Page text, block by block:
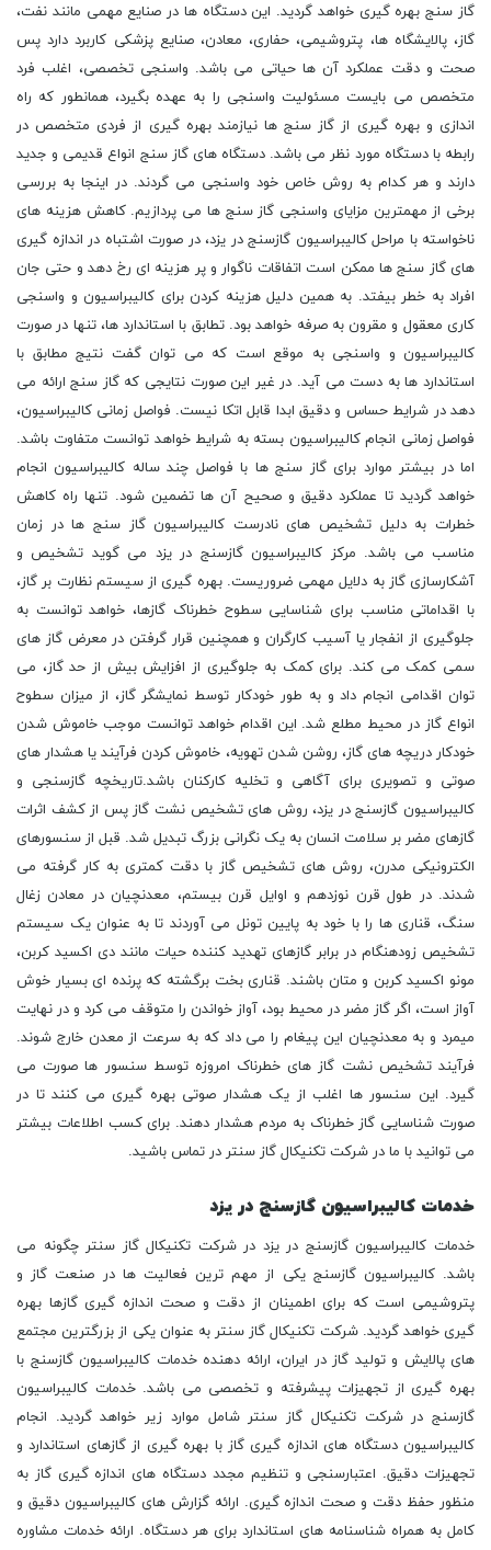
گاز سنج بهره گیری خواهد گردید. این دستگاه ها در صنایع مهمی مانند نفت،
گاز، پالایشگاه ها، پتروشیمی، حفاری، معادن، صنایع پزشکی کاربرد دارد پس
صحت و دقت عملکرد آن ها حیاتی می باشد. واسنجی تخصصی، اغلب فرد
متخصص می بایست مسئولیت واسنجی را به عهده بگیرد، همانطور که راه
اندازی و بهره گیری از گاز سنج ها نیازمند بهره گیری از فردی متخصص در
رابطه با دستگاه مورد نظر می باشد. دستگاه های گاز سنج انواع قدیمی و جدید
دارند و هر کدام به روش خاص خود واسنجی می گردند. در اینجا به بررسی
برخی از مهمترین مزایای واسنجی گاز سنج ها می پردازیم. کاهش هزینه های
ناخواسته با مراحل کالیبراسیون گازسنج در یزد، در صورت اشتباه در اندازه گیری
های گاز سنج ها ممکن است اتفاقات ناگوار و پر هزینه ای رخ دهد و حتی جان
افراد به خطر بیفتد. به همین دلیل هزینه کردن برای کالیبراسیون و واسنجی
کاری معقول و مقرون به صرفه خواهد بود. تطابق با استاندارد ها، تنها در صورت
کالیبراسیون و واسنجی به موقع است که می توان گفت نتیج مطابق با
استاندارد ها به دست می آید. در غیر این صورت نتایجی که گاز سنج ارائه می
دهد در شرایط حساس و دقیق ابدا قابل اتکا نیست. فواصل زمانی کالیبراسیون،
فواصل زمانی انجام کالیبراسیون بسته به شرایط خواهد توانست متفاوت باشد.
اما در بیشتر موارد برای گاز سنج ها با فواصل چند ساله کالیبراسیون انجام
خواهد گردید تا عملکرد دقیق و صحیح آن ها تضمین شود. تنها راه کاهش
خطرات به دلیل تشخیص های نادرست کالیبراسیون گاز سنج ها در زمان
مناسب می باشد. مرکز کالیبراسیون گازسنج در یزد می گوید تشخیص و
آشکارسازی گاز به دلایل مهمی ضروریست. بهره گیری از سیستم نظارت بر گاز،
با اقداماتی مناسب برای شناسایی سطوح خطرناک گازها، خواهد توانست به
جلوگیری از انفجار یا آسیب کارگران و همچنین قرار گرفتن در معرض گاز های
سمی کمک می کند. برای کمک به جلوگیری از افزایش بیش از حد گاز، می
توان اقدامی انجام داد و به طور خودکار توسط نمایشگر گاز، از میزان سطوح
انواع گاز در محیط مطلع شد. این اقدام خواهد توانست موجب خاموش شدن
خودکار دریچه های گاز، روشن شدن تهویه، خاموش کردن فرآیند یا هشدار های
صوتی و تصویری برای آگاهی و تخلیه کارکنان باشد.تاریخچه گازسنجی و
کالیبراسیون گازسنج در یزد، روش های تشخیص نشت گاز پس از کشف اثرات
گازهای مضر بر سلامت انسان به یک نگرانی بزرگ تبدیل شد. قبل از سنسورهای
الکترونیکی مدرن، روش های تشخیص گاز با دقت کمتری به کار گرفته می
شدند. در طول قرن نوزدهم و اوایل قرن بیستم، معدنچیان در معادن زغال
سنگ، قناری ها را با خود به پایین تونل می آوردند تا به عنوان یک سیستم
تشخیص زودهنگام در برابر گازهای تهدید کننده حیات مانند دی اکسید کربن،
مونو اکسید کربن و متان باشند. قناری بخت برگشته که پرنده ای بسیار خوش
آواز است، اگر گاز مضر در محیط بود، آواز خواندن را متوقف می کرد و در نهایت
میمرد و به معدنچیان این پیغام را می داد که به سرعت از معدن خارج شوند.
فرآیند تشخیص نشت گاز های خطرناک امروزه توسط سنسور ها صورت می
گیرد. این سنسور ها اغلب از یک هشدار صوتی بهره گیری می کنند تا در
صورت شناسایی گاز خطرناک به مردم هشدار دهند. برای کسب اطلاعات بیشتر
می توانید با ما در شرکت تکنیکال گاز سنتر در تماس باشید.
خدمات کالیبراسیون گازسنج در یزد
خدمات کالیبراسیون گازسنج در یزد در شرکت تکنیکال گاز سنتر چگونه می
باشد. کالیبراسیون گازسنج یکی از مهم ترین فعالیت ها در صنعت گاز و
پتروشیمی است که برای اطمینان از دقت و صحت اندازه گیری گازها بهره
گیری خواهد گردید. شرکت تکنیکال گاز سنتر به عنوان یکی از بزرگترین مجتمع
های پالایش و تولید گاز در ایران، ارائه دهنده خدمات کالیبراسیون گازسنج با
بهره گیری از تجهیزات پیشرفته و تخصصی می باشد. خدمات کالیبراسیون
گازسنج در شرکت تکنیکال گاز سنتر شامل موارد زیر خواهد گردید. انجام
کالیبراسیون دستگاه های اندازه گیری گاز با بهره گیری از گازهای استاندارد و
تجهیزات دقیق. اعتبارسنجی و تنظیم مجدد دستگاه های اندازه گیری گاز به
منظور حفظ دقت و صحت اندازه گیری. ارائه گزارش های کالیبراسیون دقیق و
کامل به همراه شناسنامه های استاندارد برای هر دستگاه. ارائه خدمات مشاوره